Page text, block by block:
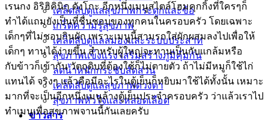
เคล็ดลับดูแลสุขภาพกระดูกและข้อ
เกร็ดความรู้สุขภาพ
เคล็ดลับดูแลสมองและระบบประสาท
สุขภาพแข็งแรง เสริมสร้างภูมิคุ้มกัน
ลดน้ำหนักกระชับสัดส่วน
เคล็ดลับดูแลสุขภาพดวงตา
สุขภาพหัวใจและหลอดเลือด
ข่าวสาร
เรนกง อิริฮิคินิกุ ดังโกะ อีกหนึ่งเมนูสไตล์โฮมคุกกิ้งที่ใครๆก็
ทำได้แถมยังเป็นที่ชื่นชอบของทุกคนในครอบครัว โดยเฉพาะ
เด็กๆที่ไม่ชอบกินผัก เพราะเมนูนี้สามรถใส่ผักผสมลงไปเพื่อให้
เด็กๆ ทานได้ง่ายขึ้น สำหรับผู้ใหญ่จะทานเป็นกับแกล้มหรือ
กับข้าวก็เข้ากัน วัตถุดิบที่ต้องใช้ก็ไม่ตายตัว ถ้าไม่มีหมูก็ใช้ไก่
แทนได้ จริงๆ แล้วคือมีอะไรในตู้เย็นก็หยิบมาใช้ได้ทั้งนั้น เหมาะ
มากที่จะเป็นอีกหนึ่งเมนูล้างตู้เย็นประจำครอบครัว ว่าแล้วเราไป
ทำเมนูเพื่อสุขภาพจานนี้กันเลยครับ